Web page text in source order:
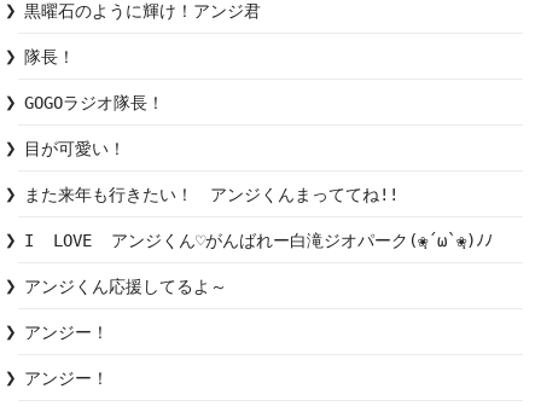
黒曜石のように輝け！アンジ君
隊長！
GOGOラジオ隊長！
目が可愛い！
また来年も行きたい！　アンジくんまっててね!!
I  LOVE  アンジくん♡がんばれー白滝ジオパーク(❀ฺ´ω`❀ฺ)ﾉﾉ
アンジくん応援してるよ～
アンジー！
アンジー！